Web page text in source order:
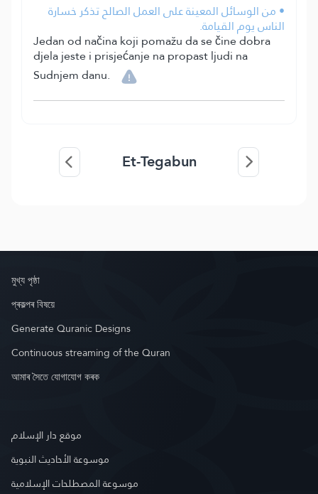
• من الوسائل المعينة على العمل الصالح تذكر خسارة
الناس يوم القيامة.
Jedan od načina koji pomažu da se čine dobra
djela jeste i prisjećanje na propast ljudi na
Sudnjem danu.
Et-Tegabun
মুখ্য পৃষ্ঠা
প্ৰকল্পৰ বিষয়ে
Generate Quranic Designs
Continuous streaming of the Quran
আমাৰ সৈতে যোগাযোগ কৰক
موقع دار الإسلام
موسوعة الأحاديث النبوية
موسوعة المصطلحات الإسلامية